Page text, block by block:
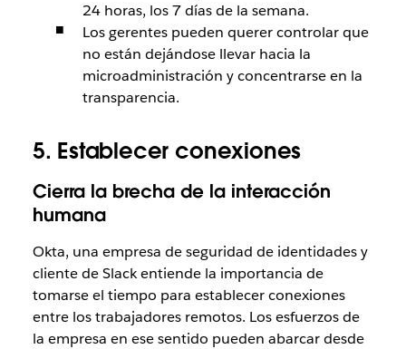
24 horas, los 7 días de la semana.
Los gerentes pueden querer controlar que
no están dejándose llevar hacia la
microadministración y concentrarse en la
transparencia.
5. Establecer conexiones
Cierra la brecha de la interacción
humana
Okta, una empresa de seguridad de identidades y
cliente de Slack entiende la importancia de
tomarse el tiempo para establecer conexiones
entre los trabajadores remotos. Los esfuerzos de
la empresa en ese sentido pueden abarcar desde